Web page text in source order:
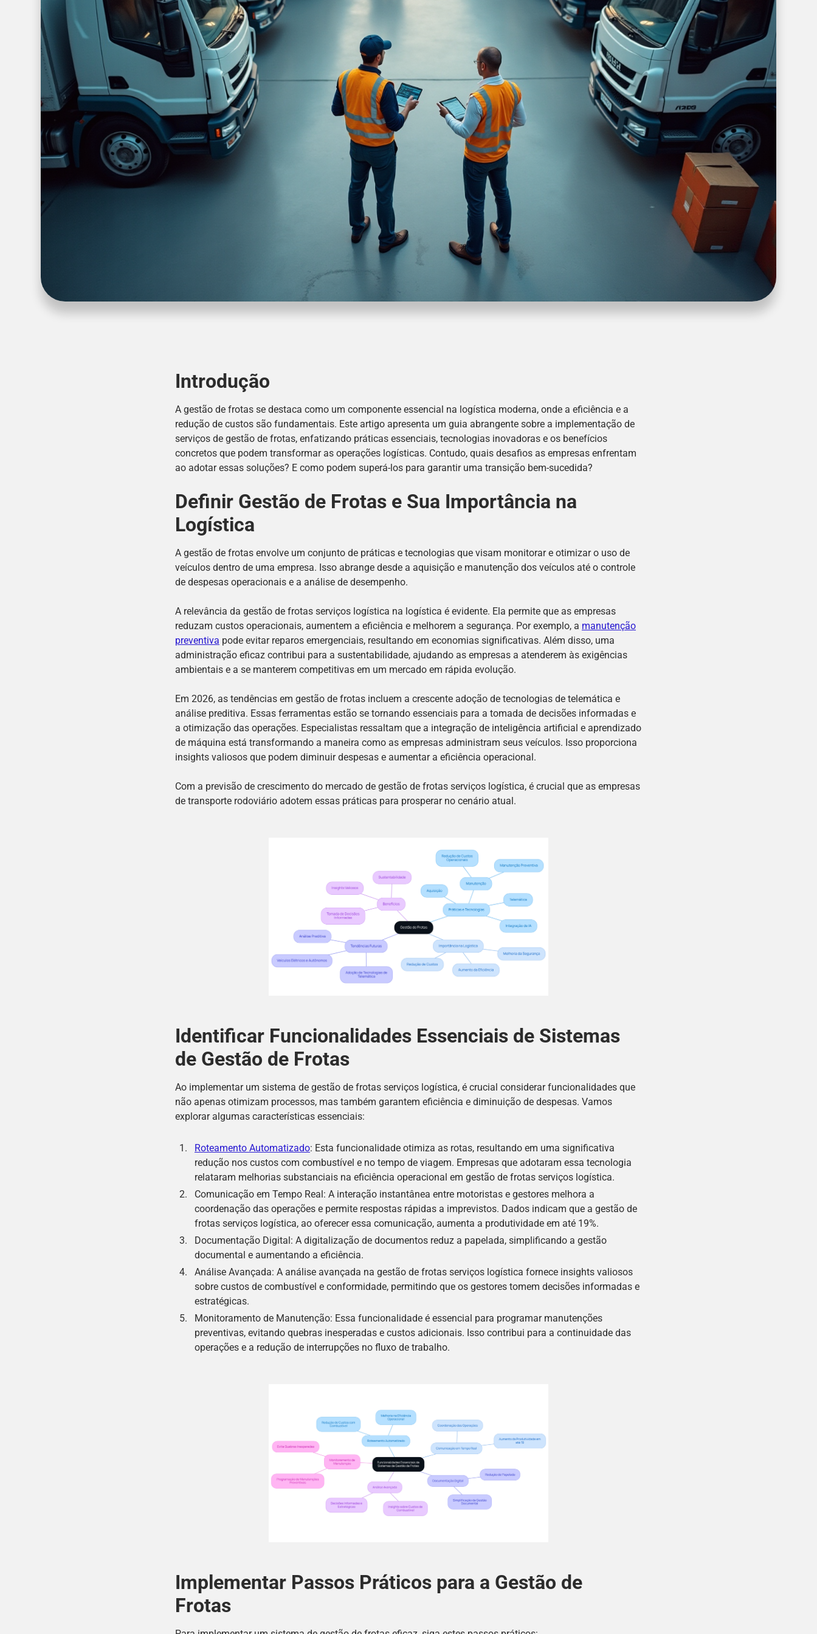
Introdução
A gestão de frotas se destaca como um componente essencial na logística moderna, onde a eficiência e a
redução de custos são fundamentais. Este artigo apresenta um guia abrangente sobre a implementação de
serviços de gestão de frotas, enfatizando práticas essenciais, tecnologias inovadoras e os benefícios
concretos que podem transformar as operações logísticas. Contudo, quais desafios as empresas enfrentam
ao adotar essas soluções? E como podem superá-los para garantir uma transição bem-sucedida?
Definir Gestão de Frotas e Sua Importância na
Logística
A gestão de frotas envolve um conjunto de práticas e tecnologias que visam monitorar e otimizar o uso de
veículos dentro de uma empresa. Isso abrange desde a aquisição e manutenção dos veículos até o controle
de despesas operacionais e a análise de desempenho.
A relevância da gestão de frotas serviços logística na logística é evidente. Ela permite que as empresas
reduzam custos operacionais, aumentem a eficiência e melhorem a segurança. Por exemplo, a manutenção
preventiva pode evitar reparos emergenciais, resultando em economias significativas. Além disso, uma
administração eficaz contribui para a sustentabilidade, ajudando as empresas a atenderem às exigências
ambientais e a se manterem competitivas em um mercado em rápida evolução.
Em 2026, as tendências em gestão de frotas incluem a crescente adoção de tecnologias de telemática e
análise preditiva. Essas ferramentas estão se tornando essenciais para a tomada de decisões informadas e
a otimização das operações. Especialistas ressaltam que a integração de inteligência artificial e aprendizado
de máquina está transformando a maneira como as empresas administram seus veículos. Isso proporciona
insights valiosos que podem diminuir despesas e aumentar a eficiência operacional.
Com a previsão de crescimento do mercado de gestão de frotas serviços logística, é crucial que as empresas
de transporte rodoviário adotem essas práticas para prosperar no cenário atual.
Identificar Funcionalidades Essenciais de Sistemas
de Gestão de Frotas
Ao implementar um sistema de gestão de frotas serviços logística, é crucial considerar funcionalidades que
não apenas otimizam processos, mas também garantem eficiência e diminuição de despesas. Vamos
explorar algumas características essenciais:
Roteamento Automatizado: Esta funcionalidade otimiza as rotas, resultando em uma significativa
redução nos custos com combustível e no tempo de viagem. Empresas que adotaram essa tecnologia
relataram melhorias substanciais na eficiência operacional em gestão de frotas serviços logística.
Comunicação em Tempo Real: A interação instantânea entre motoristas e gestores melhora a
coordenação das operações e permite respostas rápidas a imprevistos. Dados indicam que a gestão de
frotas serviços logística, ao oferecer essa comunicação, aumenta a produtividade em até 19%.
Documentação Digital: A digitalização de documentos reduz a papelada, simplificando a gestão
documental e aumentando a eficiência.
Análise Avançada: A análise avançada na gestão de frotas serviços logística fornece insights valiosos
sobre custos de combustível e conformidade, permitindo que os gestores tomem decisões informadas e
estratégicas.
Monitoramento de Manutenção: Essa funcionalidade é essencial para programar manutenções
preventivas, evitando quebras inesperadas e custos adicionais. Isso contribui para a continuidade das
operações e a redução de interrupções no fluxo de trabalho.
Implementar Passos Práticos para a Gestão de
Frotas